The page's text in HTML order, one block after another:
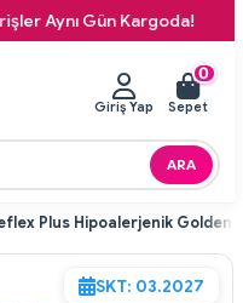
Gün Kargoda!
ARA
Giriş Yap
0
Sepet
SKT: 03.2027